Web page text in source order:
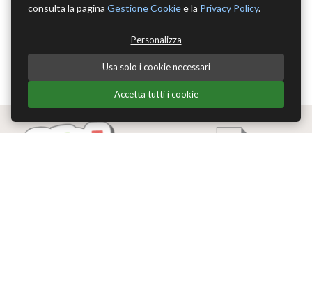
consulta la pagina Gestione Cookiee la Privacy Policy.
Personalizza
Usa solo i cookie necessari
Accetta tutti i cookie